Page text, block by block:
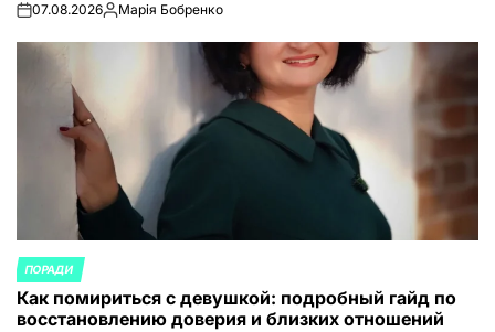
on07.08.2026Запись
Марія Бобренко
ОПУБЛИКОВАНО
В
ПОРАДИ
Как помириться с девушкой: подробный гайд по
восстановлению доверия и близких отношений